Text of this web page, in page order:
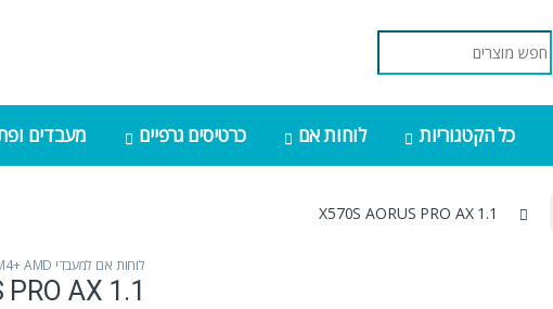
Search for:
כל הקטגוריות לוחות אם כרטיסים גרפיים מעבדים
X570S AORUS PRO AX 1.1
לוחות אם למעבדי AM4+ AMD
AX 1.1